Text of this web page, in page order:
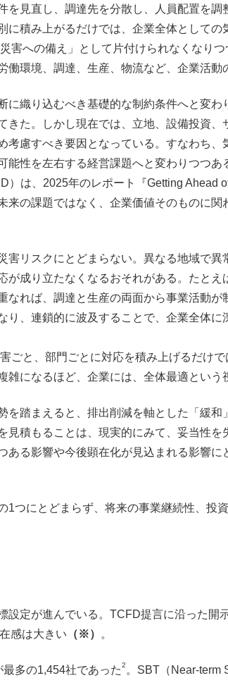
を見直し、調達先を分散し、人員配置を
積み上がるだけでは、企業全体としての
への備え」として片付けられなくなり
働環境、調達、生産、物流など、企業活
織り込むべき基礎的な制約条件へと変わ
きた。しかし現在では、立地、設備投資
考慮すべき要因となっている。すなわち
性を左右する経営課題へと変わりつつあ
は、2025年のレポート『Getting Ahead
の課題ではなく、企業価値そのものに
害リスクにとどまらない。異なる地域で
が成り立たなくなるおそれがある。たと
なれば、調達と生産の両面から事業活動
り、連鎖的に波及することで、企業全体
と、部門ごとに対応を積み上げるだけ
になるほど、企業には、全体最適という
を踏まえると、排出削減を軸とした「緩
積もることは、現実的にみて、妥当性
る影響や今後顕在化が見込まれる影響
1つにとどまらず、将来の事業継続性、投
設定が進んでいる。TCFD提言に沿った開
感は大きい （※） 。
多の1,454社であった2 。SBT（Near-term